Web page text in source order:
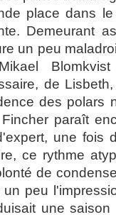
place dans
Demeurant
un peu
de
des polars
paraît
une fois
ce rythme
de
peu
une